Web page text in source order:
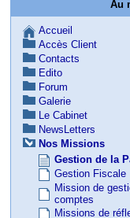
Au
Accueil
Accès Client
Contacts
Edito
Forum
Galerie
Le Cabinet
NewsLetters
Nos Missions
Gestion de la
Gestion Fiscale
Mission de
comptes
Missions de